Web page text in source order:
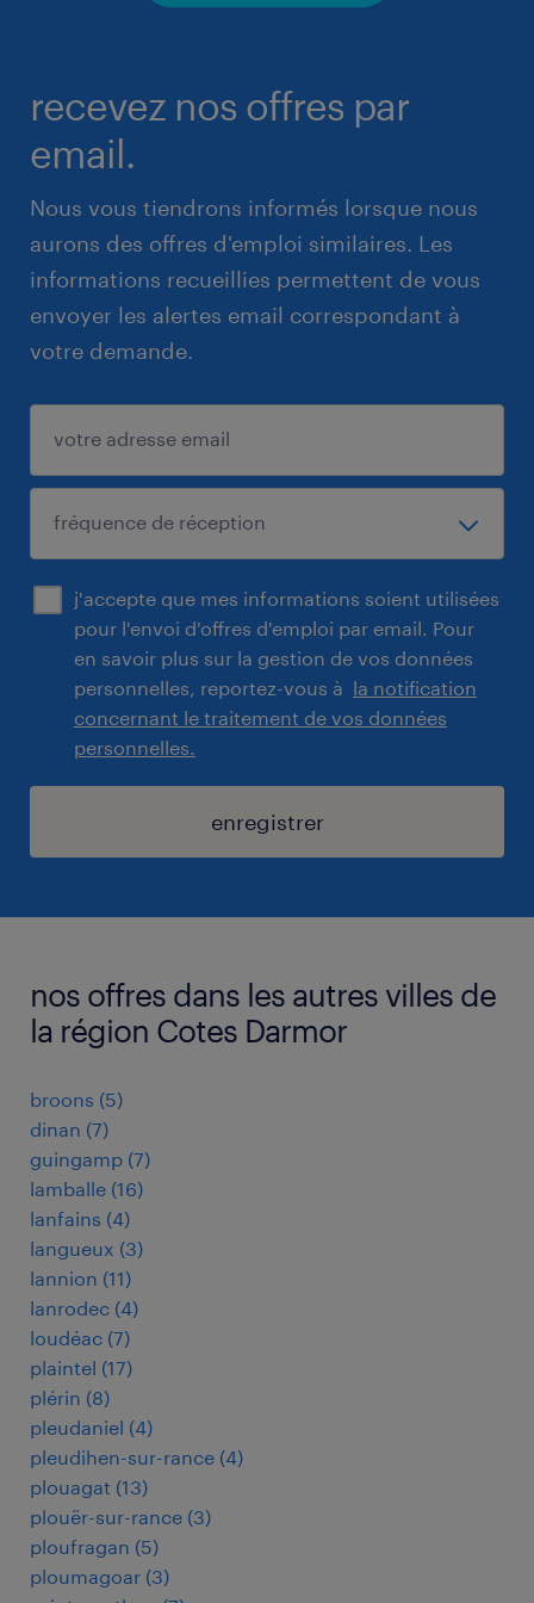
recevez nos offres par
email.
Nous vous tiendrons informés lorsque nous
aurons des offres d'emploi similaires. Les
informations recueillies permettent de vous
envoyer les alertes email correspondant à
votre demande.
j'accepte que mes informations soient utilisées
pour l'envoi d'offres d'emploi par email. Pour
en savoir plus sur la gestion de vos données
personnelles, reportez-vous à la notification
concernant le traitement de vos données
personnelles.
enregistrer
nos offres dans les autres villes de
la région Cotes Darmor
broons (5)
dinan (7)
guingamp (7)
lamballe (16)
lanfains (4)
langueux (3)
lannion (11)
lanrodec (4)
loudéac (7)
plaintel (17)
plérin (8)
pleudaniel (4)
pleudihen-sur-rance (4)
plouagat (13)
plouër-sur-rance (3)
ploufragan (5)
ploumagoar (3)